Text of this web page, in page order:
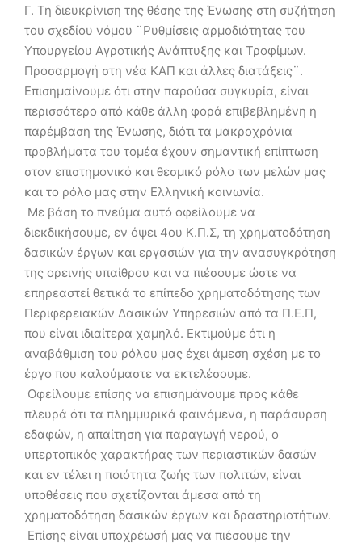
Γ. Τη διευκρίνιση της θέσης της Ένωσης στη συζήτηση
του σχεδίου νόμου ¨Ρυθμίσεις αρμοδιότητας του
Υπουργείου Αγροτικής Ανάπτυξης και Τροφίμων.
Προσαρμογή στη νέα ΚΑΠ και άλλες διατάξεις¨.
Επισημαίνουμε ότι στην παρούσα συγκυρία, είναι
περισσότερο από κάθε άλλη φορά επιβεβλημένη η
παρέμβαση της Ένωσης, διότι τα μακροχρόνια
προβλήματα του τομέα έχουν σημαντική επίπτωση
στον επιστημονικό και θεσμικό ρόλο των μελών μας
και το ρόλο μας στην Ελληνική κοινωνία.
 Με βάση το πνεύμα αυτό οφείλουμε να
διεκδικήσουμε, εν όψει 4ου Κ.Π.Σ, τη χρηματοδότηση
δασικών έργων και εργασιών για την ανασυγκρότηση
της ορεινής υπαίθρου και να πιέσουμε ώστε να
επηρεαστεί θετικά το επίπεδο χρηματοδότησης των
Περιφερειακών Δασικών Υπηρεσιών από τα Π.Ε.Π,
που είναι ιδιαίτερα χαμηλό. Εκτιμούμε ότι η
αναβάθμιση του ρόλου μας έχει άμεση σχέση με το
έργο που καλούμαστε να εκτελέσουμε.
 Οφείλουμε επίσης να επισημάνουμε προς κάθε
πλευρά ότι τα πλημμυρικά φαινόμενα, η παράσυρση
εδαφών, η απαίτηση για παραγωγή νερού, ο
υπερτοπικός χαρακτήρας των περιαστικών δασών
και εν τέλει η ποιότητα ζωής των πολιτών, είναι
υποθέσεις που σχετίζονται άμεσα από τη
χρηματοδότηση δασικών έργων και δραστηριοτήτων.
 Επίσης είναι υποχρέωσή μας να πιέσουμε την